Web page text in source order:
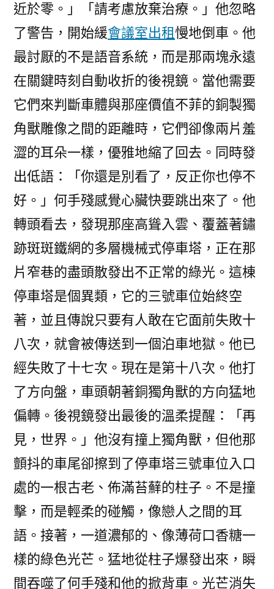
近於零。」「請考慮放棄治療。」他忽略
了警告，開始緩會議室出租慢地倒車。他
最討厭的不是語音系統，而是那兩塊永遠
在關鍵時刻自動收折的後視鏡。當他需要
它們來判斷車體與那座價值不菲的銅製獨
角獸雕像之間的距離時，它們卻像兩片羞
澀的耳朵一樣，優雅地縮了回去。同時發
出低語：「你還是別看了，反正你也停不
好。」何手殘感覺心臟快要跳出來了。他
轉頭看去，發現那座高聳入雲、覆蓋著鏽
跡斑斑鐵網的多層機械式停車塔，正在那
片窄巷的盡頭散發出不正常的綠光。這棟
停車塔是個異類，它的三號車位始終空
著，並且傳說只要有人敢在它面前失敗十
八次，就會被傳送到一個泊車地獄。他已
經失敗了十七次。現在是第十八次。他打
了方向盤，車頭朝著銅獨角獸的方向猛地
偏轉。後視鏡發出最後的溫柔提醒：「再
見，世界。」他沒有撞上獨角獸，但他那
顫抖的車尾卻擦到了停車塔三號車位入口
處的一根古老、佈滿苔蘚的柱子。不是撞
擊，而是輕柔的碰觸，像戀人之間的耳
語。接著，一道濃郁的、像薄荷口香糖一
樣的綠色光芒。猛地從柱子爆發出來，瞬
間吞噬了何手殘和他的掀背車。光芒消失